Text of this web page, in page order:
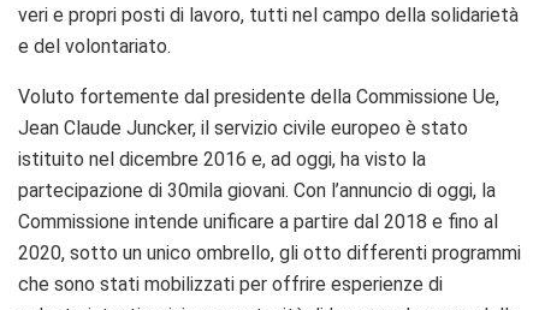
veri e propri posti di lavoro, tutti nel campo della solidarietà
e del volontariato.
Voluto fortemente dal presidente della Commissione Ue,
Jean Claude Juncker, il servizio civile europeo è stato
istituito nel dicembre 2016 e, ad oggi, ha visto la
partecipazione di 30mila giovani. Con l’annuncio di oggi, la
Commissione intende unificare a partire dal 2018 e fino al
2020, sotto un unico ombrello, gli otto differenti programmi
che sono stati mobilizzati per offrire esperienze di